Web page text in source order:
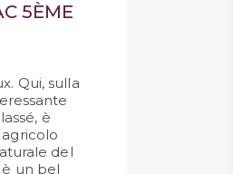
5ÈME
Qui, sulla
è
del
un bel